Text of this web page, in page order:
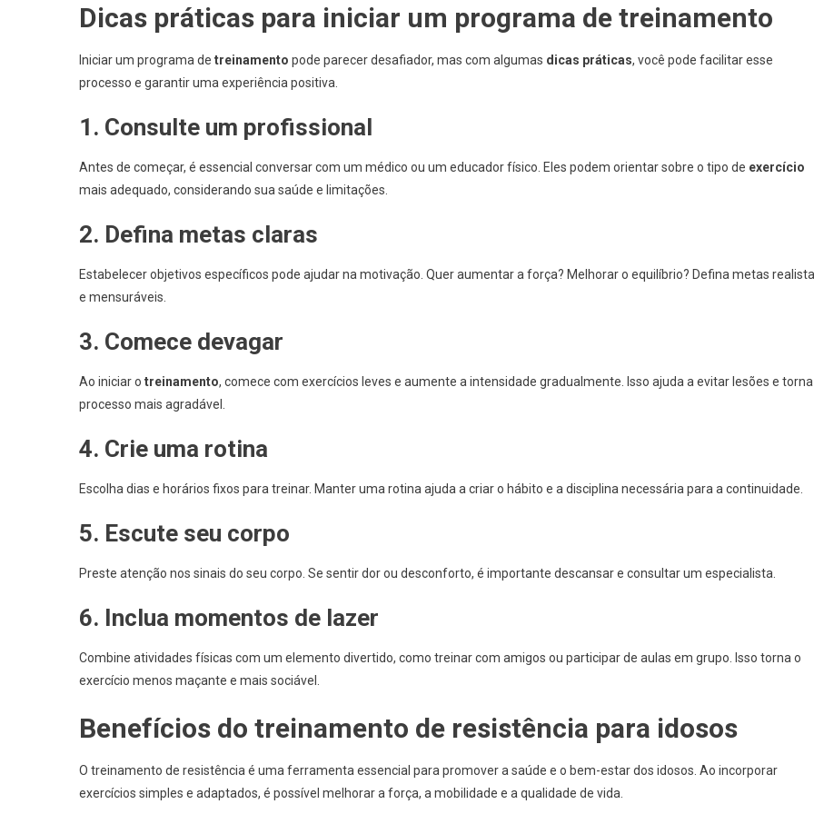
Dicas práticas para iniciar um programa de treinamento
Iniciar um programa de treinamento pode parecer desafiador, mas com algumas dicas práticas, você pode facilitar esse
processo e garantir uma experiência positiva.
1. Consulte um profissional
Antes de começar, é essencial conversar com um médico ou um educador físico. Eles podem orientar sobre o tipo de exercício
mais adequado, considerando sua saúde e limitações.
2. Defina metas claras
Estabelecer objetivos específicos pode ajudar na motivação. Quer aumentar a força? Melhorar o equilíbrio? Defina metas
e mensuráveis.
3. Comece devagar
Ao iniciar o treinamento, comece com exercícios leves e aumente a intensidade gradualmente. Isso ajuda a evitar lesões e torna
processo mais agradável.
4. Crie uma rotina
Escolha dias e horários fixos para treinar. Manter uma rotina ajuda a criar o hábito e a disciplina necessária para a continuidade.
5. Escute seu corpo
Preste atenção nos sinais do seu corpo. Se sentir dor ou desconforto, é importante descansar e consultar um especialista.
6. Inclua momentos de lazer
Combine atividades físicas com um elemento divertido, como treinar com amigos ou participar de aulas em grupo. Isso torna o
exercício menos maçante e mais sociável.
Benefícios do treinamento de resistência para idosos
O treinamento de resistência é uma ferramenta essencial para promover a saúde e o bem-estar dos idosos. Ao incorporar
exercícios simples e adaptados, é possível melhorar a força, a mobilidade e a qualidade de vida.